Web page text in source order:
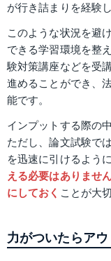
が行き詰まりを経験し
このような状況を避
できる学習環境を整
験対策講座などを受
進めることができ、
能です。
インプットする際の
ただし、論文試験で
を迅速に引けるよう
える必要はありませ
にしておく ことが大
力がついたらア